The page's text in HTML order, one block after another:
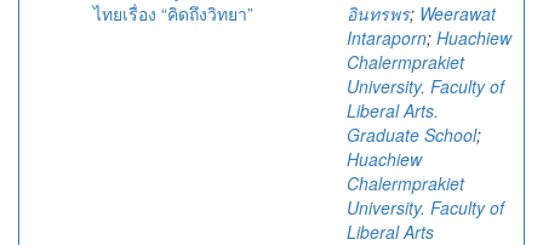
ไทยเรื่อง “คิดถึงวิทยา”
อินทรพร; Weerawat
Intaraporn; Huachiew
Chalermprakiet
University. Faculty of
Liberal Arts.
Graduate School;
Huachiew
Chalermprakiet
University. Faculty of
Liberal Arts